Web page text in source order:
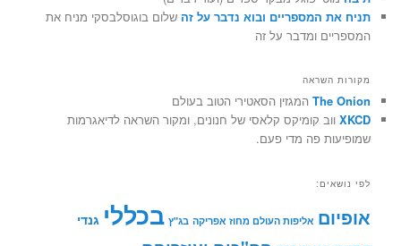
תניח את המספריים ובוא נדבר על זה שלום בוגוסלבסקי מניח את
המספריים ומדבר על זה
מקורות השראה
The Onion המגזין הסאטירי הטוב בעולם
XKCD ווב קומיקס קלאסי של חנונים, ומקור השראה לדיאגרמות
שמופיעות פה מדי פעם.
לפי נושאים:
אופיום אליפות העולם מחוז אפריקה בג"ץ בכללי גנדי